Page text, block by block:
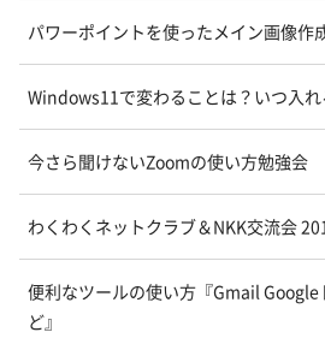
パワーポイントを使ったメイン画像作
Windows11で変わることは？いつ入れ
今さら聞けないZoomの使い方勉強会
わくわくネットクラブ＆NKK交流会
便利なツールの使い方『Gmail Google
ど』